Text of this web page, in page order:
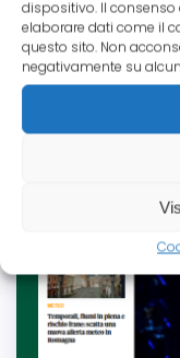
dispositivo. Il
elaborare dati come il
questo sito. Non
negativamente su
Leggi tutto